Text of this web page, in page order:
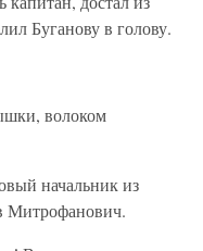
Буганову в голову.
волоком
начальник из
Митрофанович.